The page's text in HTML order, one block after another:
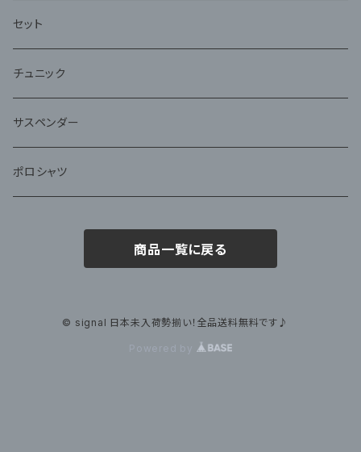
セット
チュニック
サスペンダー
ポロシャツ
商品一覧に戻る
© signal 日本未入荷勢揃い！全品送料無料です♪
Powered by